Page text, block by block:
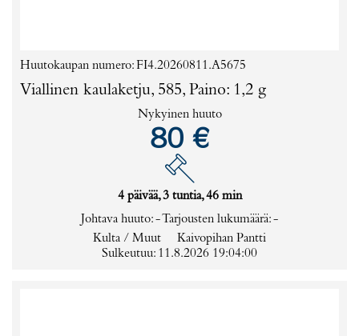
Huutokaupan numero: FI4.20260811.A5675
Viallinen kaulaketju, 585, Paino: 1,2 g
Nykyinen huuto
80 €
4 päivää, 3 tuntia, 46 min
Johtava huuto:-Tarjousten lukumäärä:-
Kulta / Muut
Kaivopihan Pantti
Sulkeutuu: 11.8.2026 19:04:00